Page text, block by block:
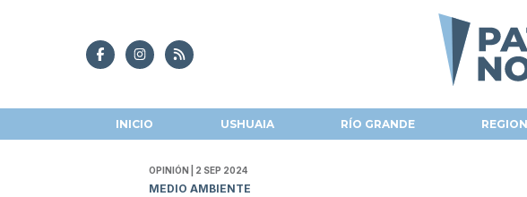
INICIO USHUAIA RÍO GRANDE
OPINIÓN | 2 SEP 2024
MEDIO AMBIENTE